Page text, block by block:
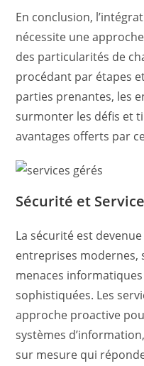
En conclusion,
nécessite une
des particularités de
procédant par étapes
parties prenantes, les
surmonter les défis et
avantages offerts par
Sécurité et
La sécurité est
entreprises modernes,
menaces
sophistiquées. Les
approche proactive
systèmes
sur mesure qui